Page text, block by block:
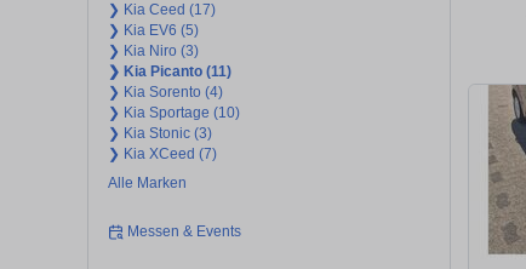
❯ Kia Ceed (17)
❯ Kia EV6 (5)
❯ Kia Niro (3)
❯ Kia Picanto (11)
❯ Kia Sorento (4)
❯ Kia Sportage (10)
❯ Kia Stonic (3)
❯ Kia XCeed (7)
Alle Marken
Messen & Events